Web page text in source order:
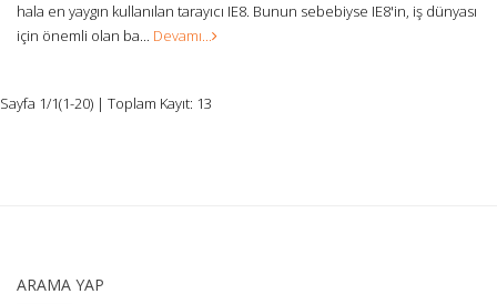
hala en yaygın kullanılan tarayıcı IE8. Bunun sebebiyse IE8'in, iş dünyası
için önemli olan ba... Devamı...
Sayfa 1/1(1-20) | Toplam Kayıt: 13
ARAMA YAP